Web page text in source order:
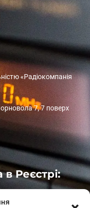
«Радіокомпанія
7, 7 поверх
в Реєстрі: